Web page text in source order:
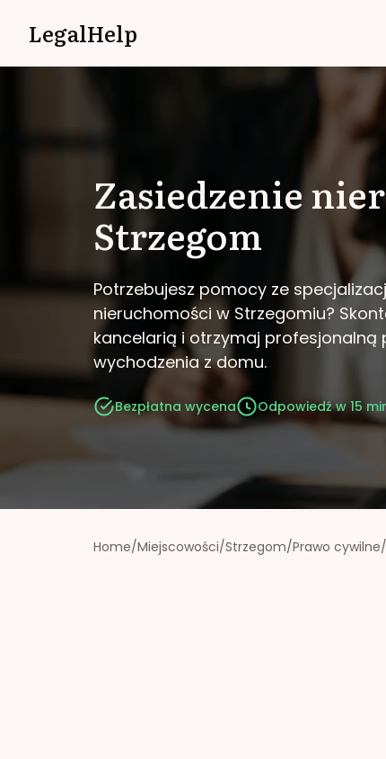
LegalHelp
Zasiedzenie
Strzegom
Potrzebujesz pomocy ze
nieruchomości w Strzegomiu?
kancelarią i otrzymaj profesjonalną
wychodzenia z domu.
Bezpłatna wycena Odpowiedź w 15
Home/Miejscowości/Strzegom/Prawo cywilne/